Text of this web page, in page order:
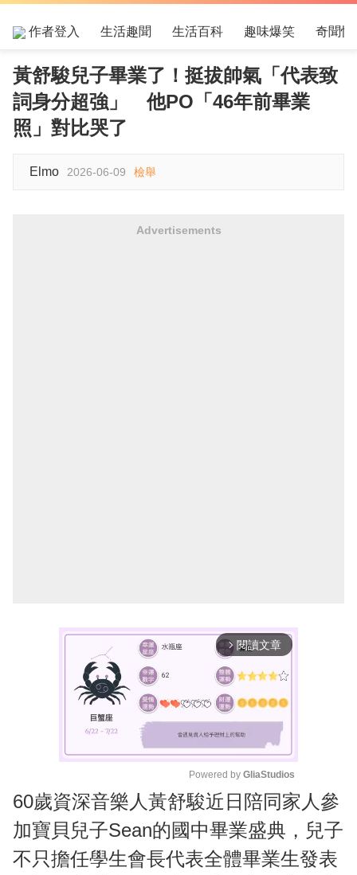
作者登入 生活趣聞 生活百科 趣味爆笑 奇聞怪
黃舒駿兒子畢業了！挺拔帥氣「代表致
詞身分超強」 他PO「46年前畢業
照」對比哭了
Elmo 2026-06-09 檢舉
Advertisements
arrow_forward_ios 閱讀文章
M
u
t
e
Powered by GliaStudios
60歲資深音樂人黃舒駿近日陪同家人參
加寶貝兒子Sean的國中畢業盛典，兒子
不只擔任學生會長代表全體畢業生發表